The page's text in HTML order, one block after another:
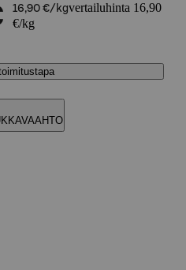
16,90 €/kgvertailuhinta 16,90
€/kg